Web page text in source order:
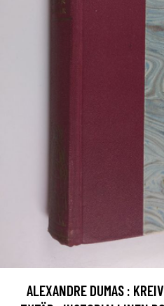
ALEXANDRE DUMAS :